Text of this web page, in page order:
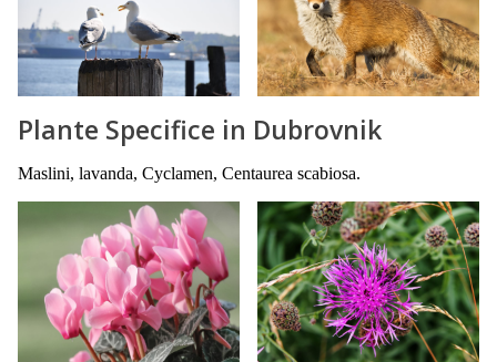
Plante Specifice in Dubrovnik
Maslini, lavanda, Cyclamen, Centaurea scabiosa.